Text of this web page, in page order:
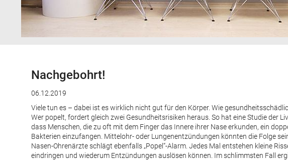
Nachgebohrt!
06.12.2019
Viele tun es – dabei ist es wirklich nicht gut für den Körper. Wie
Wer popelt, fordert gleich zwei Gesundheitsrisiken heraus. So hat eine Studie der
dass Menschen, die zu oft mit dem Finger das Innere ihrer Nase erkunden, ein
Bakterien einzufangen. Mittelohr- oder Lungenentzündungen könnten die Folge
Nasen-Ohrenärzte schlägt ebenfalls „Popel“-Alarm. Jedes Mal entstehen kleine
eindringen und wiederum Entzündungen auslösen können. Im schlimmsten Fall